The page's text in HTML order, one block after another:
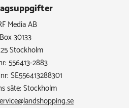
Media AB
Box 30133
Stockholm
556413-2883
SE556413288301
säte: Stockholm